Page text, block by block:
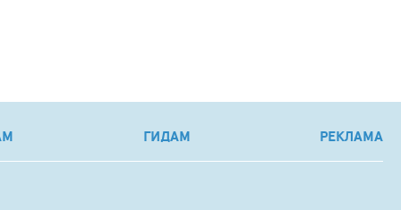
ГИДАМ РЕКЛАМА